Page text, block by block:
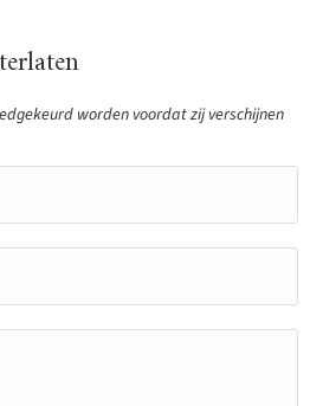
worden voordat zij verschijnen